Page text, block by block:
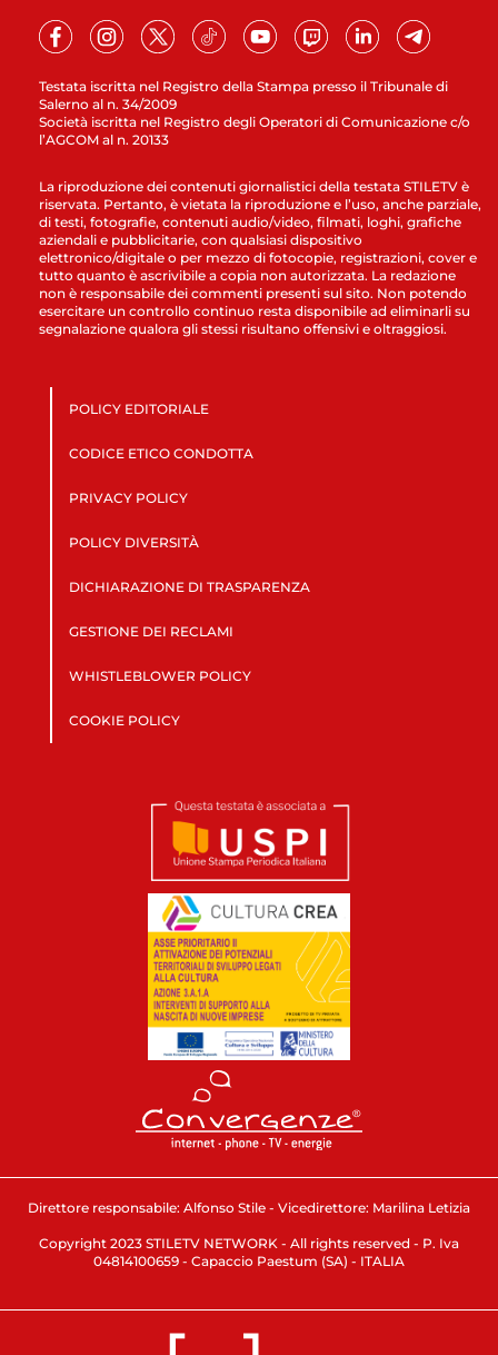
Testata iscritta nel Registro della Stampa presso il Tribunale di
Salerno al n. 34/2009
Società iscritta nel Registro degli Operatori di Comunicazione c/o
l’AGCOM al n. 20133
La riproduzione dei contenuti giornalistici della testata STILETV è
riservata. Pertanto, è vietata la riproduzione e l’uso, anche parziale,
di testi, fotografie, contenuti audio/video, filmati, loghi, grafiche
aziendali e pubblicitarie, con qualsiasi dispositivo
elettronico/digitale o per mezzo di fotocopie, registrazioni, cover e
tutto quanto è ascrivibile a copia non autorizzata. La redazione
non è responsabile dei commenti presenti sul sito. Non potendo
esercitare un controllo continuo resta disponibile ad eliminarli su
segnalazione qualora gli stessi risultano offensivi e oltraggiosi.
POLICY EDITORIALE
CODICE ETICO CONDOTTA
PRIVACY POLICY
POLICY DIVERSITÀ
DICHIARAZIONE DI TRASPARENZA
GESTIONE DEI RECLAMI
WHISTLEBLOWER POLICY
COOKIE POLICY
Direttore responsabile: Alfonso Stile - Vicedirettore: Marilina Letizia
Copyright 2023 STILETV NETWORK - All rights reserved - P. Iva
04814100659 - Capaccio Paestum (SA) - ITALIA